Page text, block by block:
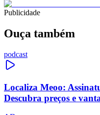
Publicidade
Ouça também
podcast
Localiza Meoo:
Descubra preços e